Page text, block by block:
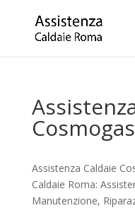
Assistenza Caldaie
Caldaie Roma:
Manutenzione,